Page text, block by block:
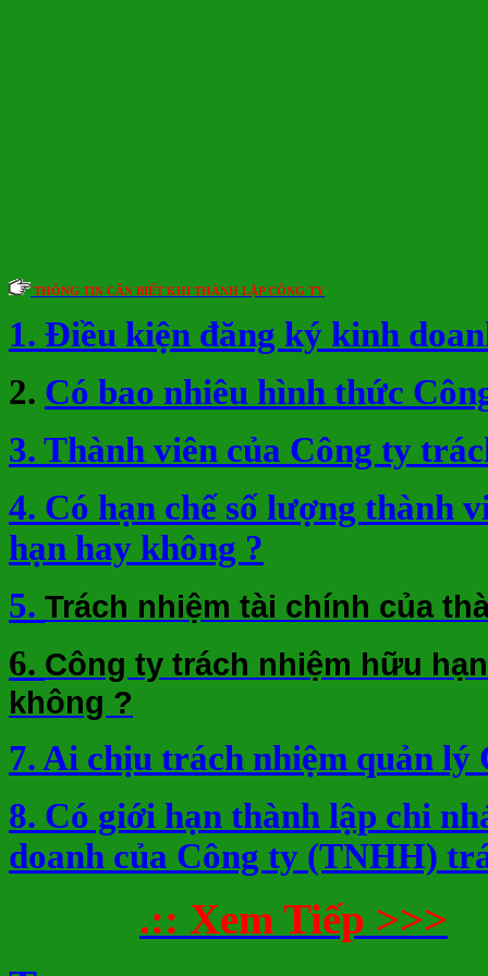
THÔNG TIN CẦN BIẾT KHI THÀNH LẬP CÔNG TY
1. Điều kiện đăng ký kinh
2. Có bao nhiêu hình thức
3. Thành viên của Công ty
4. Có hạn chế số lượng thành
hạn hay không ?
5. Trách nhiệm tài chính của
6. Công ty trách nhiệm hữu
không ?
7. Ai chịu trách nhiệm quản
8. Có giới hạn thành lập chi
doanh của Công ty (TNHH)
.:: Xem Tiếp >>>